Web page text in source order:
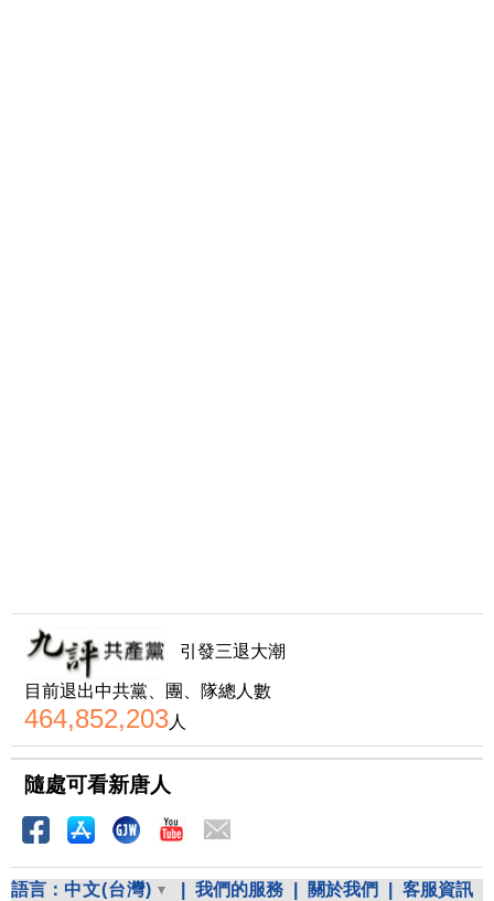
引發三退大潮
目前退出中共黨、團、隊總人數
464,852,203人
隨處可看新唐人
語言： 中文(台灣) 我們的服務 關於我們 客服資訊